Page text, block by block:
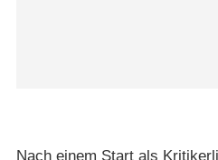
Nach einem Start als